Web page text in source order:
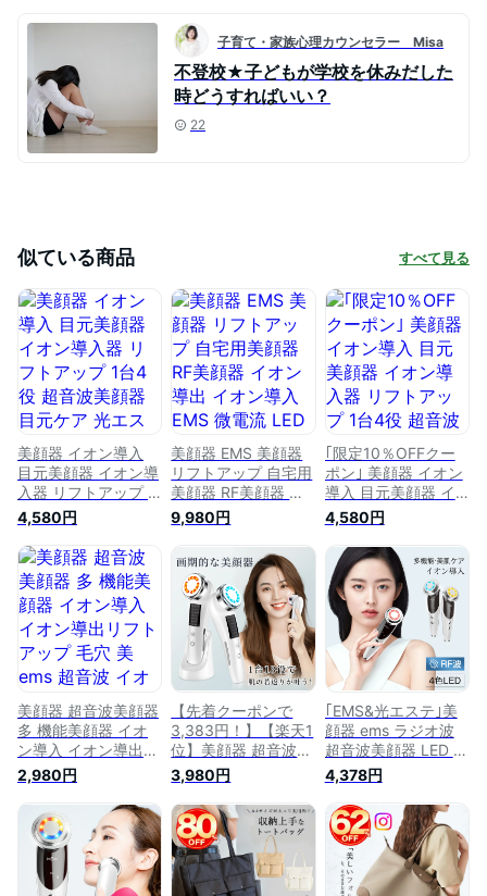
子育て・家族心理カウンセラー Misa
不登校★子どもが学校を休みだした
時どうすればいい？
22
似ている商品 すべて見る
美顔器 イオン導入
目元美顔器 イオン導
入器 リフトアップ 1
台4役 超音波美顔器
目元ケア 光エステ
目元 ems毛穴ケア 温
熱 イオン導出 美容
目元 たるみ ほうれ
い線 グッズ 引き締
め たるみ 角質ケア
誕生日 母の日 父の
日 プレゼント ギフ
ト 2023
4,580円
美顔器 EMS 美顔器
リフトアップ 自宅用
美顔器 RF美顔器 イ
オン導出 イオン導入
EMS 微電流 LED 1台
多役 目元ケア 肌ケ
ア 口元ケア 温冷ケ
ア 冷感機能 クリー
ニング 微電流 毛穴
ケア 引き締め 美肌
フェイスライン ほう
れい線 家庭用 スキ
ンケア
9,980円
｢限定10％OFFクー
ポン｣ 美顔器 イオン
導入 目元美顔器 イ
オン導入器 リフトア
ップ 1台4役 超音波
美顔器 目元ケア 光
エステ 目元 ems毛穴
ケア 温熱 イオン導
出 美容 目元 たるみ
ほうれい線 グッズ
引き締め たるみ 角
質ケア 誕生日 母の
日 プレゼント ギフ
ト 2023
4,580円
美顔器 超音波美顔器
多 機能美顔器 イオ
ン導入 イオン導出リ
フトアップ 毛穴 美
ems 超音波 イオン導
出 微電流 光エステ
LED 毛穴 汚れとり
角質ケア 毛穴の黒ず
み バレンタイン ギ
フト プレゼント 母
2,980円
【先着クーポンで
3,383円！】【楽天1
位】美顔器 超音波美
顔器 イオン導入 イ
オン導出 温冷美顔器
多機能美顔器 イオン
導入器 リフトアップ
毛穴ケア 目元 光エ
ステ 小顔 EMS ほう
れい線 たるみ 目元
3,980円
｢EMS&光エステ｣美
顔器 ems ラジオ波
超音波美顔器 LED 光
エステ リフトアップ
たるみ 毛穴ケア 小
顔 フェイスケア 目
元ケア 3段階レベル
イオン導入 イオン導
出 振動 温熱美顔器 1
台多役 多機能美顔器
4,378円